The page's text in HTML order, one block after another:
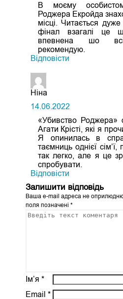
В моєму
Роджера Екройда
місці. Читається
фінал взагалі це
впевнена шо
рекомендую.
Відповіcти
Ніна
14.06.2022
«Убивство Роджера»
Агати Крісті, які я
Я опинилась в
таємниць однієї
так легко, але я це
спробувати.
Відповіcти
Залишити відповідь
Ваша e-mail адреса не
поля позначені *
Ім’я *
Email *